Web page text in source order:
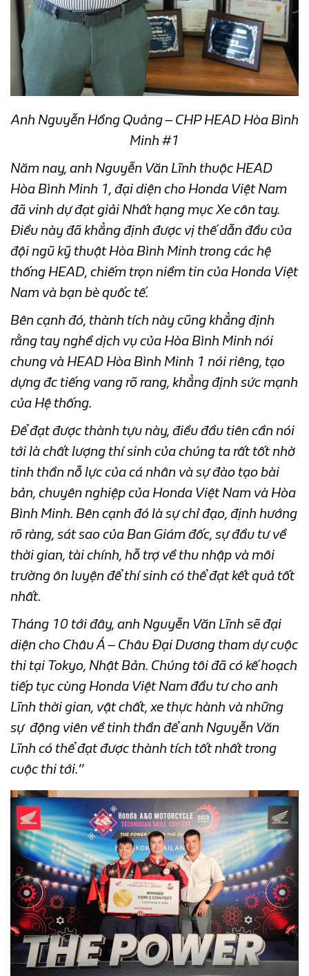
Anh Nguyễn Hồng Quảng – CHP HEAD Hòa Bình
Minh #1
Năm nay, anh Nguyễn Văn Lĩnh thuộc HEAD
Hòa Bình Minh 1, đại diện cho Honda Việt Nam
đã vinh dự đạt giải Nhất hạng mục Xe côn tay.
Điều này đã khẳng định được vị thế dẫn đầu của
đội ngũ kỹ thuật Hòa Bình Minh trong các hệ
thống HEAD, chiếm trọn niềm tin của Honda Việt
Nam và bạn bè quốc tế.
Bên cạnh đó, thành tích này cũng khẳng định
rằng tay nghề dịch vụ của Hòa Bình Minh nói
chung và HEAD Hòa Bình Minh 1 nói riêng, tạo
dựng đc tiếng vang rõ rang, khẳng định sức mạnh
của Hệ thống.
Để đạt được thành tựu này, điều đầu tiên cần nói
tới là chất lượng thí sinh của chúng ta rất tốt nhờ
tinh thần nỗ lực của cá nhân và sự đào tạo bài
bản, chuyên nghiệp của Honda Việt Nam và Hòa
Bình Minh. Bên cạnh đó là sự chỉ đạo, định hướng
rõ ràng, sát sao của Ban Giám đốc, sự đầu tư về
thời gian, tài chính, hỗ trợ về thu nhập và môi
trường ôn luyện để thí sinh có thể đạt kết quả tốt
nhất.
Tháng 10 tới đây, anh Nguyễn Văn Lĩnh sẽ đại
diện cho Châu Á – Châu Đại Dương tham dự cuộc
thi tại Tokyo, Nhật Bản. Chúng tôi đã có kế hoạch
tiếp tục cùng Honda Việt Nam đầu tư cho anh
Lĩnh thời gian, vật chất, xe thực hành và những
sự động viên về tinh thần để anh Nguyễn Văn
Lĩnh có thể đạt được thành tích tốt nhất trong
cuộc thi tới.”